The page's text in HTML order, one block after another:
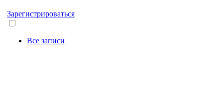
Зарегистрироваться
Все записи